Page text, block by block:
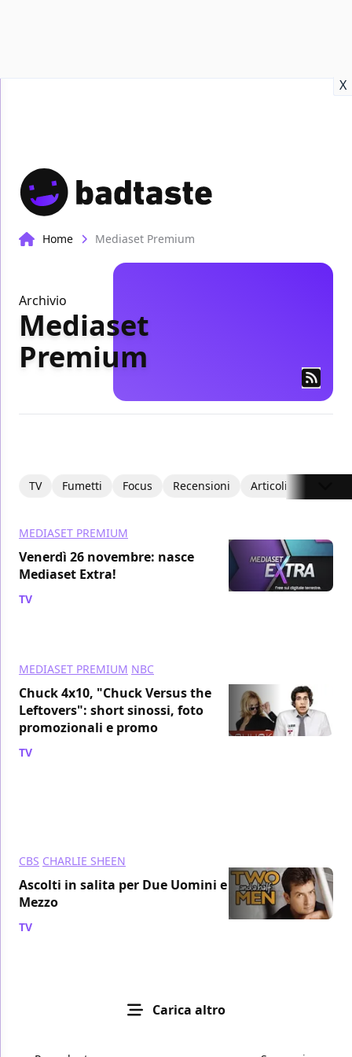
X
Home Mediaset Premium
Archivio
Mediaset
Premium
TV Fumetti Focus Recensioni Articoli
MEDIASET PREMIUM
Venerdì 26 novembre: nasce
Mediaset Extra!
TV
MEDIASET PREMIUM NBC
Chuck 4x10, "Chuck Versus the
Leftovers": short sinossi, foto
promozionali e promo
TV
CBS CHARLIE SHEEN
Ascolti in salita per Due Uomini e
Mezzo
TV
Carica altro